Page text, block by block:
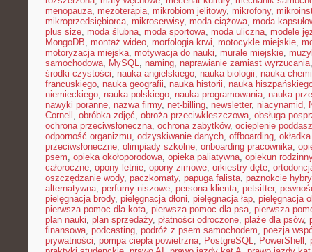
menopauza, mezoterapia, mikrobiom jelitowy, mikrofony,
mikroprzedsiębiorca, mikroserwisy, moda ciążowa, moda
plus size, moda ślubna, moda sportowa, moda uliczna, modele
MongoDB, montaż wideo, morfologia krwi, motocykle miejskie,
motoryzacja miejska, motywacja do nauki, murale miejskie,
samochodowa, MySQL, naming, naprawianie zamiast wyrzucania
środki czystości, nauka angielskiego, nauka biologii, nauka
francuskiego, nauka geografii, nauka historii, nauka
niemieckiego, nauka polskiego, nauka programowania, nauka
nawyki poranne, nazwa firmy, net-billing, newsletter, niacynamid,
Cornell , obróbka zdjęć, obroża przeciwkleszczowa, obsługa
ochrona przeciwsłoneczna, ochrona zabytków, ocieplenie
odporność organizmu, odzyskiwanie danych, offboarding,
przeciwsłoneczne, olimpiady szkolne, onboarding pracownika,
psem, opieka okołoporodowa, opieka paliatywna, opiekun rodzinny
całoroczne, opony letnie, opony zimowe, orkiestry dęte,
oszczędzanie wody, paczkomaty, papuga falista, paznokcie
alternatywna, perfumy niszowe, persona klienta, petsitter,
pielęgnacja brody, pielęgnacja dłoni, pielęgnacja łap, pielęgnacja
pierwsza pomoc dla kota, pierwsza pomoc dla psa, pierwsza
plan nauki, plan sprzedaży, płatności odroczone, plaże dla psów,
finansowa, podcasting, podróż z psem samochodem, poezja
prywatności, pompa ciepła powietrzna, PostgreSQL, PowerShell ,